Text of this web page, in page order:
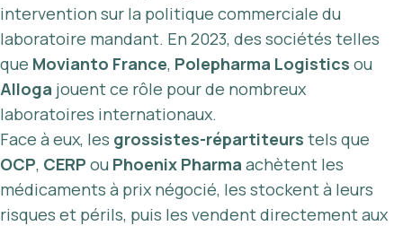
intervention sur la politique commerciale du
laboratoire mandant. En 2023, des sociétés telles
que Movianto France, Polepharma Logistics ou
Alloga jouent ce rôle pour de nombreux
laboratoires internationaux.
Face à eux, les grossistes-répartiteurs tels que
OCP, CERP ou Phoenix Pharma achètent les
médicaments à prix négocié, les stockent à leurs
risques et périls, puis les vendent directement aux